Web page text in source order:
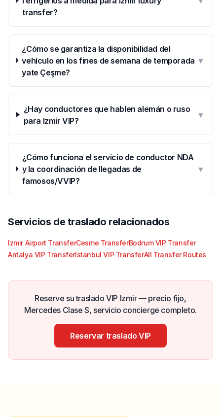
transfer?
¿Cómo se garantiza la disponibilidad del
vehículo en los fines de semana de temporada
yate Çeşme?
▼
¿Hay conductores que hablen alemán o ruso
para Izmir VIP?
▼
¿Cómo funciona el servicio de conductor NDA
y la coordinación de llegadas de
famosos/VVIP?
▼
Servicios de traslado relacionados
Izmir Airport TransferCesme TransferBodrum VIP Transfer
Antalya VIP TransferIstanbul VIP TransferAll Transfer Routes
Reserve su traslado VIP Izmir — precio fijo,
Mercedes Clase S, servicio concierge completo.
Reservar traslado VIP